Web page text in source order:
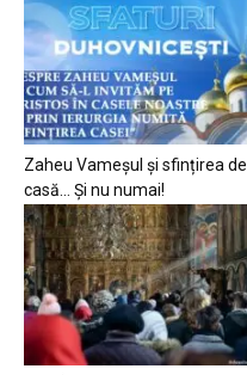
Zaheu Vameșul și sfințirea de
casă… Și nu numai!